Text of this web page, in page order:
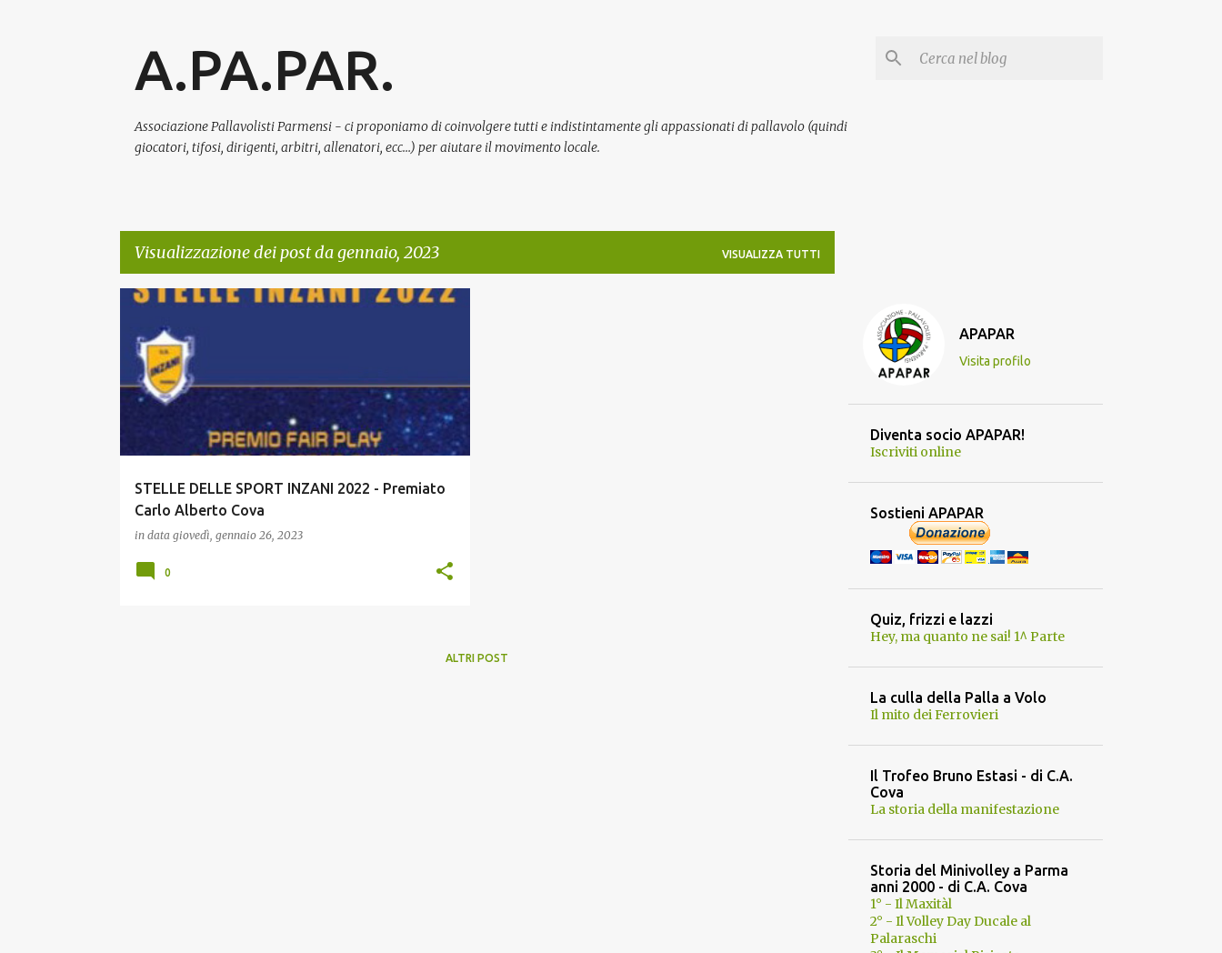
A.PA.PAR.
Associazione Pallavolisti Parmensi - ci proponiamo di coinvolgere tutti e indistintamente gli appassionati di pallavolo (quindi
giocatori, tifosi, dirigenti, arbitri, allenatori, ecc…) per aiutare il movimento locale.
Visualizzazione dei post da gennaio, 2023 VISUALIZZA TUTTI
t
STELLE DELLE SPORT INZANI 2022 - Premiato
Carlo Alberto Cova
in data giovedì, gennaio 26, 2023
0
ALTRI POST
APAPAR
Visita profilo
Diventa socio APAPAR!
Iscriviti online
Sostieni APAPAR
Quiz, frizzi e lazzi
Hey, ma quanto ne sai! 1^ Parte
La culla della Palla a Volo
Il mito dei Ferrovieri
Il Trofeo Bruno Estasi - di C.A.
Cova
La storia della manifestazione
Storia del Minivolley a Parma
anni 2000 - di C.A. Cova
1° - Il Maxitàl
2° - Il Volley Day Ducale al
Palaraschi